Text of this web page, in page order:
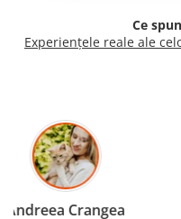
Ce
Experiențele reale ale